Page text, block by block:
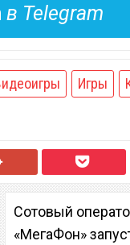
в Telegram
Игры
Сотовый
«МегаФон»